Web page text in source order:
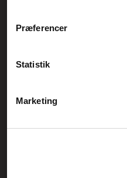
Præferencer
Statistik
Marketing
CVR.: 26208637
Generelle henvendelser:
Service- og